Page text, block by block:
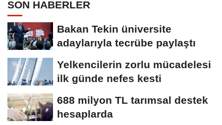
SON HABERLER
Bakan Tekin üniversite
adaylarıyla tecrübe paylaştı
Yelkencilerin zorlu mücadelesi
ilk günde nefes kesti
688 milyon TL tarımsal destek
hesaplarda